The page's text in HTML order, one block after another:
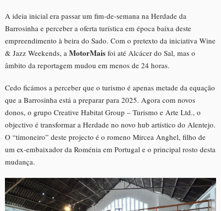
A ideia inicial era passar um fim-de-semana na Herdade da
Barrosinha e perceber a oferta turística em época baixa deste
empreendimento à beira do Sado. Com o pretexto da iniciativa Wine
& Jazz Weekends, a MotorMais foi até Alcácer do Sal, mas o
âmbito da reportagem mudou em menos de 24 horas.
Cedo ficámos a perceber que o turismo é apenas metade da equação
que a Barrosinha está a preparar para 2025. Agora com novos
donos, o grupo Creative Habitat Group – Turismo e Arte Ltd., o
objectivo é transformar a Herdade no novo hub artístico do Alentejo.
O “timoneiro” deste projecto é o romeno Mircea Anghel, filho de
um ex-embaixador da Roménia em Portugal e o principal rosto desta
mudança.